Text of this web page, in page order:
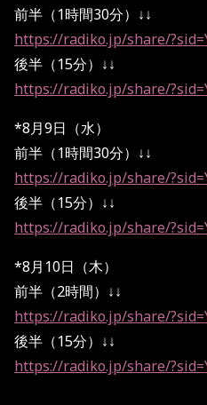
前半（1時間30分）↓↓
https://radiko.jp/share/
後半（15分）↓↓
https://radiko.jp/share/
*8月9日（水）
前半（1時間30分）↓↓
https://radiko.jp/share/
後半（15分）↓↓
https://radiko.jp/share/
*8月10日（木）
前半（2時間）↓↓
https://radiko.jp/share/
後半（15分）↓↓
https://radiko.jp/share/